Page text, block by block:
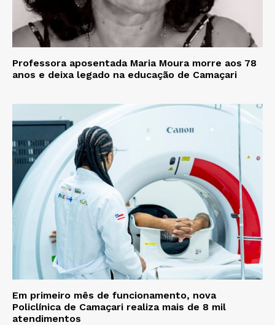
Professora aposentada Maria Moura morre aos 78
anos e deixa legado na educação de Camaçari
Em primeiro mês de funcionamento, nova
Policlínica de Camaçari realiza mais de 8 mil
atendimentos